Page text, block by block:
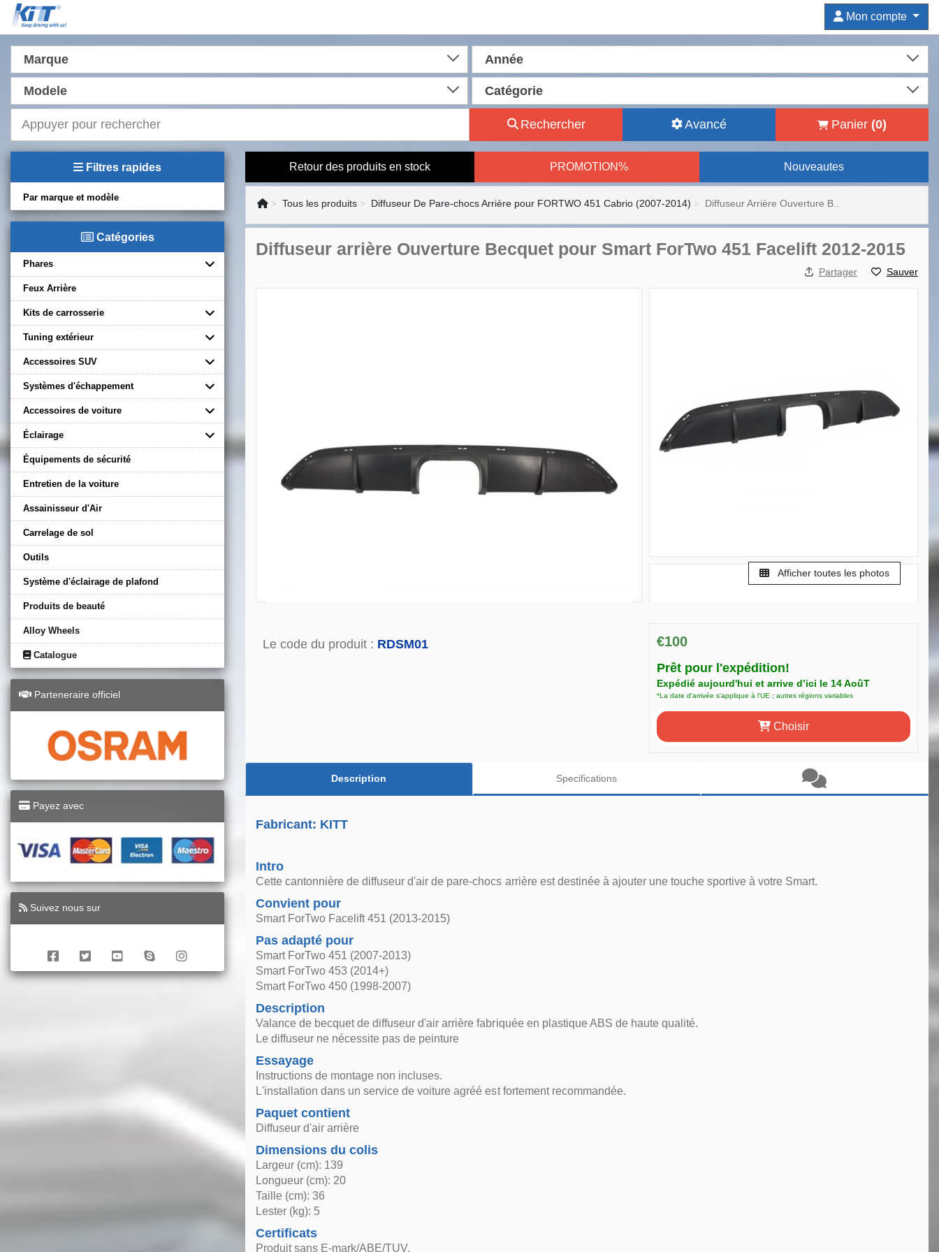
Mon compte
Marque Année
Modele Catégorie
Rechercher Avancé Panier (0)
Filtres rapides
Par marque et modèle
Catégories
Phares
Feux Arrière
Kits de carrosserie
Tuning extérieur
Accessoires SUV
Systèmes d'échappement
Accessoires de voiture
Éclairage
Équipements de sécurité
Entretien de la voiture
Assainisseur d'Air
Carrelage de sol
Outils
Système d'éclairage de plafond
Produits de beauté
Alloy Wheels
Catalogue
Parteneraire officiel
Payez avec
Suivez nous sur
Retour des produits en stock PROMOTION% Nouveautes
Tous les produits Diffuseur De Pare-chocs Arrière pour FORTWO 451 Cabrio (2007-2014) Diffuseur Arrière Ouverture B..
Diffuseur arrière Ouverture Becquet pour Smart ForTwo 451 Facelift 2012-2015
Partager Sauver
Afficher toutes les photos
Le code du produit : RDSM01 €100
Prêt pour l'expédition!
Expédié aujourd'hui et arrive d’ici le 14 AoûT
*La date d'arrivée s'applique à l'UE ; autres régions variables
Choisir
Description Specifications
Fabricant: KITT
Intro
Cette cantonnière de diffuseur d'air de pare-chocs arrière est destinée à ajouter une touche sportive à votre Smart.
Convient pour
Smart ForTwo Facelift 451 (2013-2015)
Pas adapté pour
Smart ForTwo 451 (2007-2013)
Smart ForTwo 453 (2014+)
Smart ForTwo 450 (1998-2007)
Description
Valance de becquet de diffuseur d'air arrière fabriquée en plastique ABS de haute qualité.
Le diffuseur ne nécessite pas de peinture
Essayage
Instructions de montage non incluses.
L'installation dans un service de voiture agréé est fortement recommandée.
Paquet contient
Diffuseur d'air arrière
Dimensions du colis
Largeur (cm): 139
Longueur (cm): 20
Taille (cm): 36
Lester (kg): 5
Certificats
Produit sans E-mark/ABE/TUV.